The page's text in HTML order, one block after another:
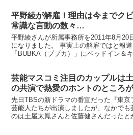
平野綾が解雇！理由は今までク
常識な言動の数々…
平野綾さんが所属事務所を2011年8月20
になりました。 事実上の解雇ではと報
「BUBKA（ブブカ）」にベッドイン＆
芸能マスコミ注目のカップルは
の共演で熱愛のホントのところ
先日TBSの新ドラマの番宣だった『東
芸能人たちが出演しましたが、なかで
のは土屋太鳳さんと佐藤健さんだった